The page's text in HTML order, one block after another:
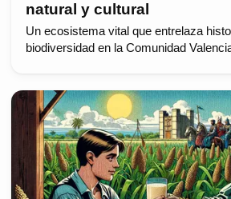
natural y cultural
Un ecosistema vital que entrelaza
biodiversidad en la Comunidad